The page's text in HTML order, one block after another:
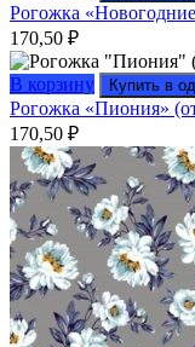
Рогожка
170,50 ₽
В корзину Купить в
Рогожка «Пиония»
170,50 ₽